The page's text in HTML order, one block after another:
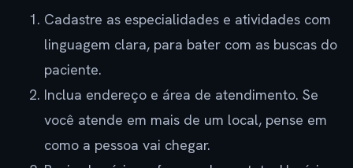
Cadastre as especialidades e atividades com
linguagem clara, para bater com as buscas do
paciente.
Inclua endereço e área de atendimento. Se
você atende em mais de um local, pense em
como a pessoa vai chegar.